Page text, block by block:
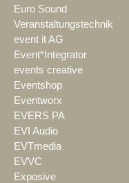
Euro Sound
Veranstaltungstechnik
event it AG
Event*Integrator
events creative
Eventshop
Eventworx
EVERS PA
EVI Audio
EVTmedia
EVVC
Exposive